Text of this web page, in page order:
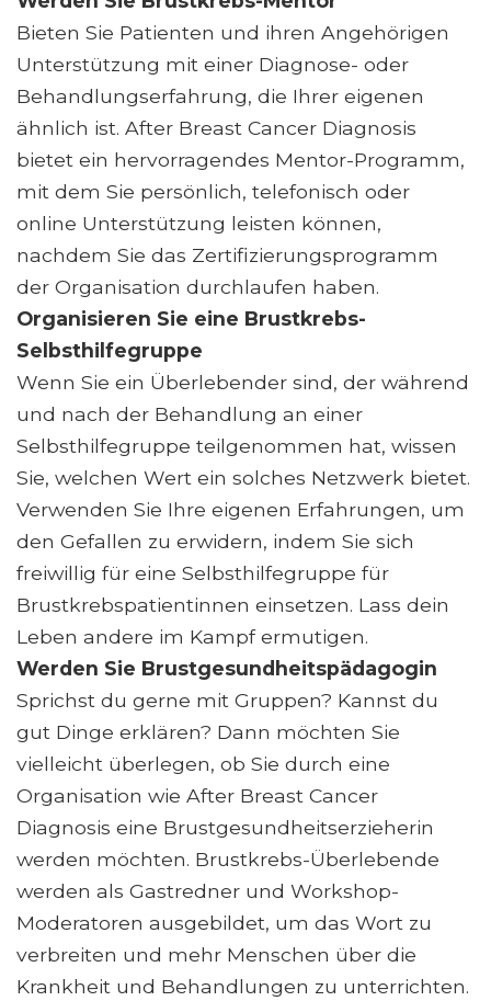
Bieten Sie Patienten und ihren Angehörigen
Unterstützung mit einer Diagnose- oder
Behandlungserfahrung, die Ihrer eigenen
ähnlich ist. After Breast Cancer Diagnosis
bietet ein hervorragendes Mentor-Programm,
mit dem Sie persönlich, telefonisch oder
online Unterstützung leisten können,
nachdem Sie das Zertifizierungsprogramm
der Organisation durchlaufen haben.
Organisieren Sie eine Brustkrebs-
Selbsthilfegruppe
Wenn Sie ein Überlebender sind, der während
und nach der Behandlung an einer
Selbsthilfegruppe teilgenommen hat, wissen
Sie, welchen Wert ein solches Netzwerk bietet.
Verwenden Sie Ihre eigenen Erfahrungen, um
den Gefallen zu erwidern, indem Sie sich
freiwillig für eine Selbsthilfegruppe für
Brustkrebspatientinnen einsetzen. Lass dein
Leben andere im Kampf ermutigen.
Werden Sie Brustgesundheitspädagogin
Sprichst du gerne mit Gruppen? Kannst du
gut Dinge erklären? Dann möchten Sie
vielleicht überlegen, ob Sie durch eine
Organisation wie After Breast Cancer
Diagnosis eine Brustgesundheitserzieherin
werden möchten. Brustkrebs-Überlebende
werden als Gastredner und Workshop-
Moderatoren ausgebildet, um das Wort zu
verbreiten und mehr Menschen über die
Krankheit und Behandlungen zu unterrichten.